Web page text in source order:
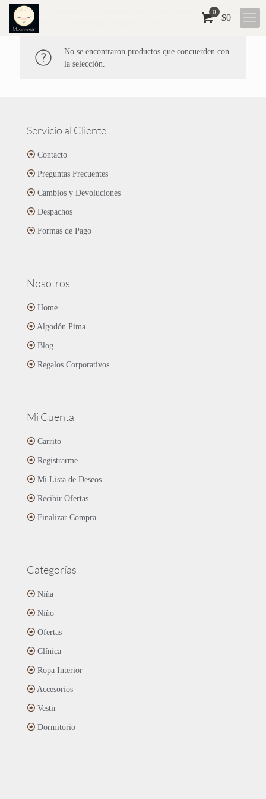
0
$0
No se encontraron productos que concuerden con
la selección.
Servicio al Cliente
Contacto
Preguntas Frecuentes
Cambios y Devoluciones
Despachos
Formas de Pago
Nosotros
Home
Algodón Pima
Blog
Regalos Corporativos
Mi Cuenta
Carrito
Registrarme
Mi Lista de Deseos
Recibir Ofertas
Finalizar Compra
Categorías
Niña
Niño
Ofertas
Clínica
Ropa Interior
Accesorios
Vestir
Dormitorio